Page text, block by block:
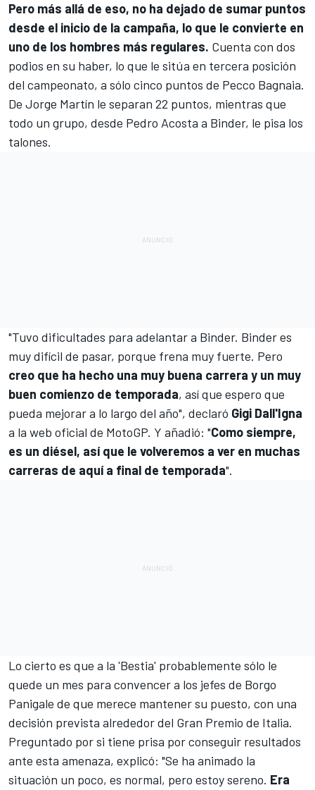
Pero más allá de eso, no ha dejado de sumar puntos
desde el inicio de la campaña, lo que le convierte en
uno de los hombres más regulares. Cuenta con dos
podios en su haber, lo que le sitúa en tercera posición
del campeonato, a sólo cinco puntos de Pecco Bagnaia.
De Jorge Martín le separan 22 puntos, mientras que
todo un grupo, desde Pedro Acosta a Binder, le pisa los
talones.
"Tuvo dificultades para adelantar a Binder. Binder es
muy difícil de pasar, porque frena muy fuerte. Pero
creo que ha hecho una muy buena carrera y un muy
buen comienzo de temporada, así que espero que
pueda mejorar a lo largo del año", declaró Gigi Dall'Igna
a la web oficial de MotoGP. Y añadió: "Como siempre,
es un diésel, así que le volveremos a ver en muchas
carreras de aquí a final de temporada".
Lo cierto es que a la 'Bestia' probablemente sólo le
quede un mes para convencer a los jefes de Borgo
Panigale de que merece mantener su puesto, con una
decisión prevista alrededor del Gran Premio de Italia.
Preguntado por si tiene prisa por conseguir resultados
ante esta amenaza, explicó: "Se ha animado la
situación un poco, es normal, pero estoy sereno. Era